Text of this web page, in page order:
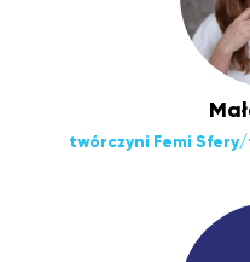
twórczyni Femi